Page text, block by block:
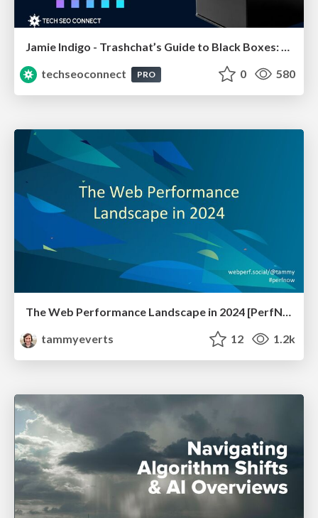
Jamie Indigo - Trashchat’s Guide to Black Boxes: Technical SEO Tactics for LLMs
techseoconnect
PRO 0 580
tammyeverts
12 1.2k